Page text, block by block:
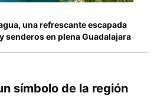
una refrescante escapada
senderos en plena Guadalajara
símbolo de la región